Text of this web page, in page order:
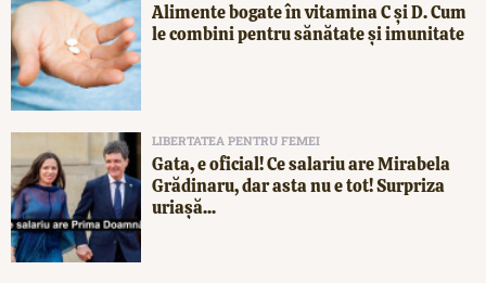
Alimente bogate în vitamina C și D. Cum
le combini pentru sănătate și imunitate
LIBERTATEA PENTRU FEMEI
Gata, e oficial! Ce salariu are Mirabela
Grădinaru, dar asta nu e tot! Surpriza
uriașă...